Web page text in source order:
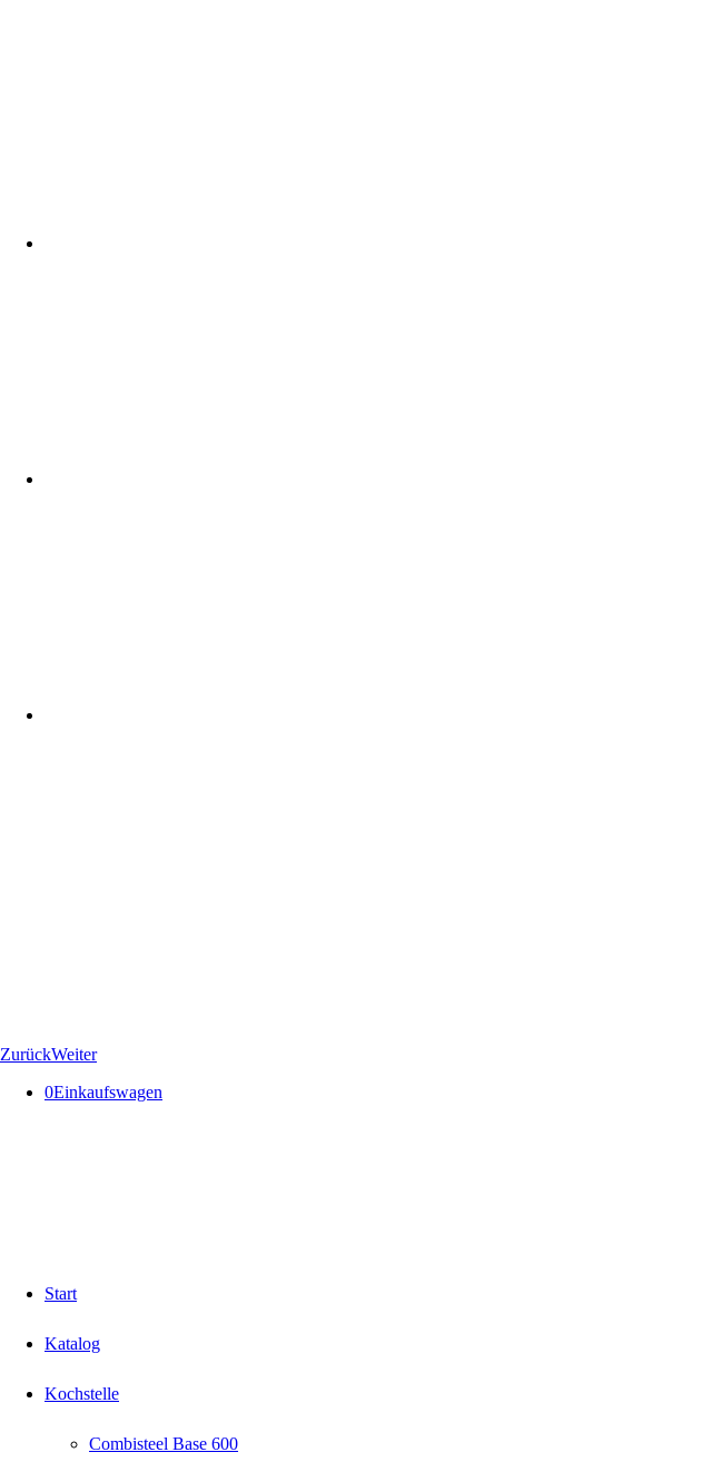
ZurückWeiter
0Einkaufswagen
Start
Katalog
Kochstelle
Combisteel Base 600